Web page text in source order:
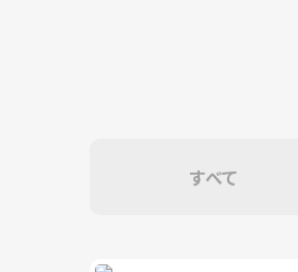
すべて